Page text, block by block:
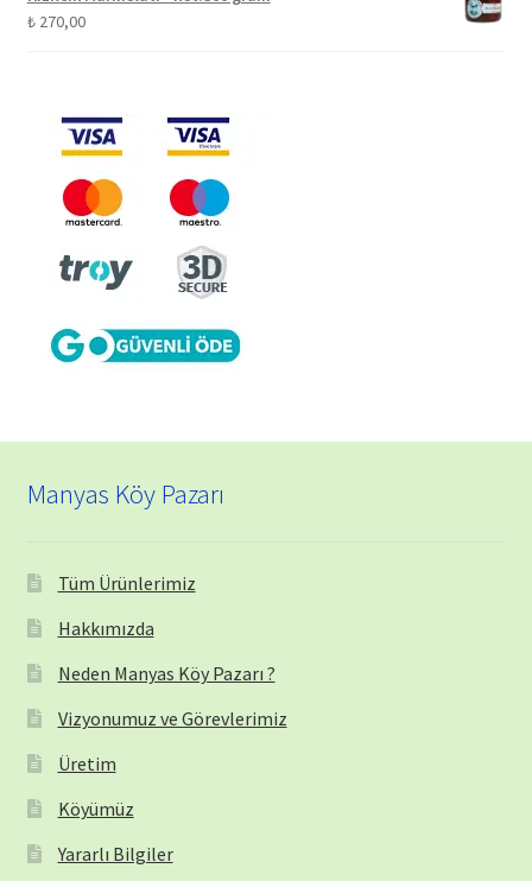
₺270,00
Manyas Köy Pazarı
Tüm Ürünlerimiz
Hakkımızda
Neden Manyas Köy Pazarı ?
Vizyonumuz ve Görevlerimiz
Üretim
Köyümüz
Yararlı Bilgiler